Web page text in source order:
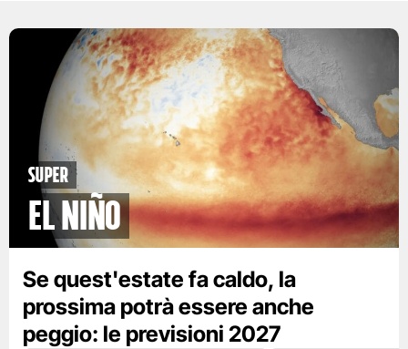
Super
El Niño
Se quest'estate fa caldo, la
prossima potrà essere anche
peggio: le previsioni 2027